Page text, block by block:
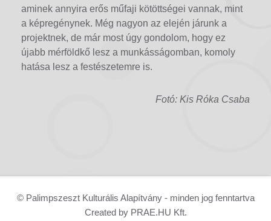
aminek annyira erős műfaji kötöttségei vannak, mint
a képregénynek. Még nagyon az elején járunk a
projektnek, de már most úgy gondolom, hogy ez
újabb mérföldkő lesz a munkásságomban, komoly
hatása lesz a festészetemre is.
Fotó: Kis Róka Csaba
© Palimpszeszt Kulturális Alapítvány - minden jog fenntartva
Created by PRAE.HU Kft.